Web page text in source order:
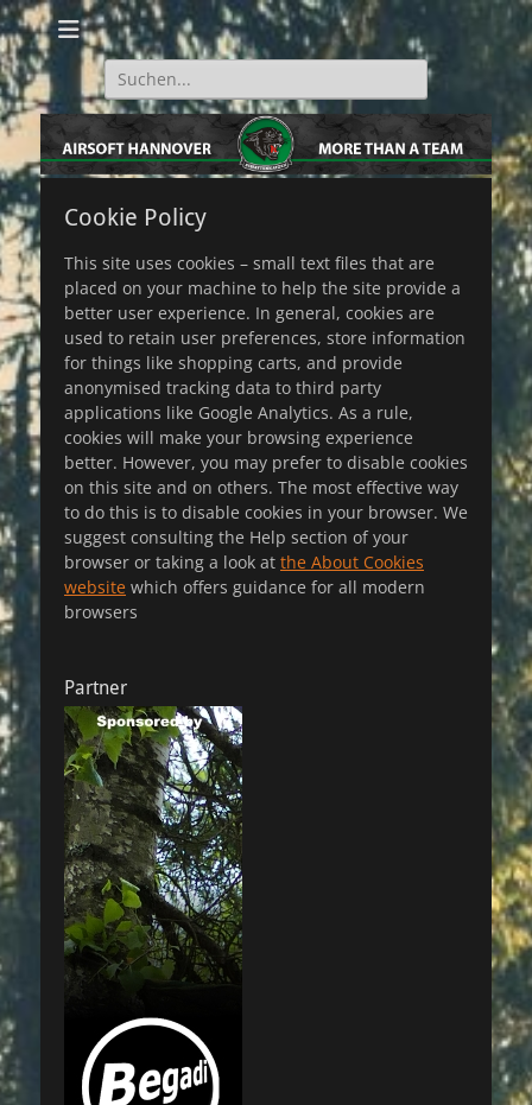
Schattenkatzen
Hannover e.V.
Airsoft im Team.
Suche
nach:
Cookie Policy
This site uses cookies – small text files that are
placed on your machine to help the site provide a
better user experience. In general, cookies are
used to retain user preferences, store information
for things like shopping carts, and provide
anonymised tracking data to third party
applications like Google Analytics. As a rule,
cookies will make your browsing experience
better. However, you may prefer to disable cookies
on this site and on others. The most effective way
to do this is to disable cookies in your browser. We
suggest consulting the Help section of your
browser or taking a look at the About Cookies
website which offers guidance for all modern
browsers
Partner